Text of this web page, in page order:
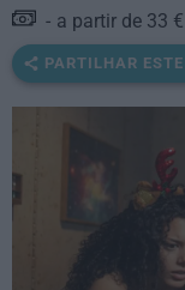
a partir de 33 €
PARTILHAR